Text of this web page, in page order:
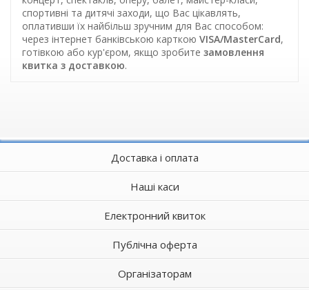
спортивні та дитячі заходи, що Вас цікавлять,
оплативши їх найбільш зручним для Вас способом:
через інтернет банківською карткою VISA/MasterCard,
готівкою або кур'єром, якщо зробите замовлення
квитка з доставкою.
Доставка і оплата
Наші каси
Електронний квиток
Публічна оферта
Організаторам